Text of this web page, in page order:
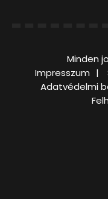
Minden
Impresszum
Adatvédelmi